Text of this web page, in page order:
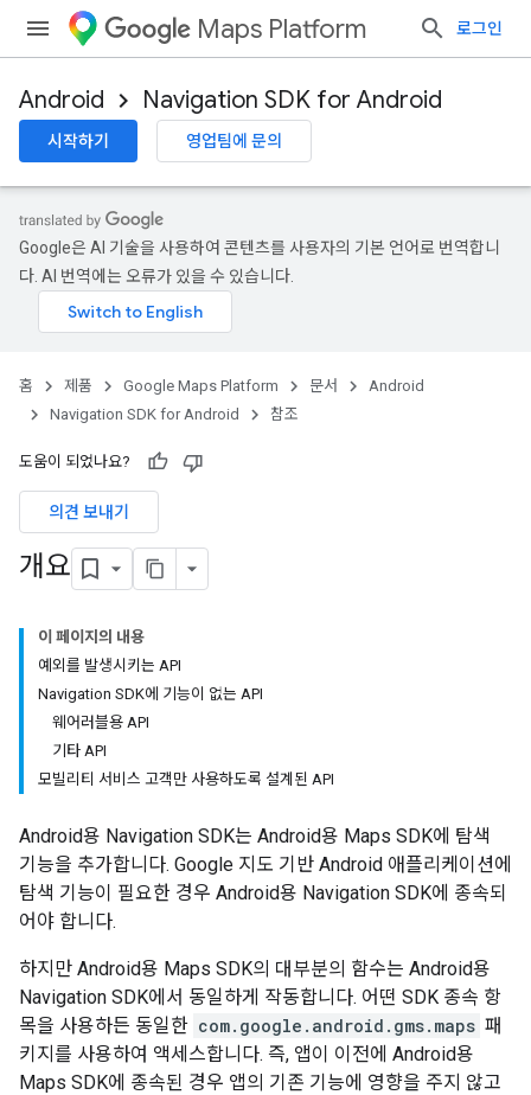
Maps Platform 로그인
Android Navigation SDK for Android
시작하기 영업팀에 문의
Google은 AI 기술을 사용하여 콘텐츠를 사용자의 기본 언어로 번역합니
다. AI 번역에는 오류가 있을 수 있습니다.
홈 제품 Google Maps Platform 문서
Android
Navigation SDK for Android
참조
도움이 되었나요?
의견 보내기
개요
이 페이지의 내용
예외를 발생시키는 API
Navigation SDK에 기능이 없는 API
웨어러블용 API
기타 API
모빌리티 서비스 고객만 사용하도록 설계된 API
Android용 Navigation SDK는 Android용 Maps SDK에 탐색
기능을 추가합니다. Google 지도 기반 Android 애플리케이션에
탐색 기능이 필요한 경우 Android용 Navigation SDK에 종속되
어야 합니다.
하지만 Android용 Maps SDK의 대부분의 함수는 Android용
Navigation SDK에서 동일하게 작동합니다. 어떤 SDK 종속 항
목을 사용하든 동일한 com.google.android.gms.maps 패
키지를 사용하여 액세스합니다. 즉, 앱이 이전에 Android용
Maps SDK에 종속된 경우 앱의 기존 기능에 영향을 주지 않고